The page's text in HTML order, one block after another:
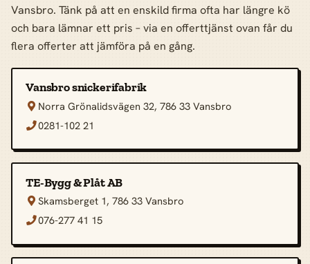
Vansbro. Tänk på att en enskild firma ofta har längre kö
och bara lämnar ett pris – via en offerttjänst ovan får du
flera offerter att jämföra på en gång.
Vansbro snickerifabrik
 Norra Grönalidsvägen 32, 786 33 Vansbro
0281-102 21
TE-Bygg & Plåt AB
 Skamsberget 1, 786 33 Vansbro
076-277 41 15